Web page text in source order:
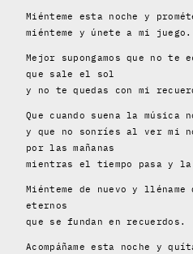
Miénteme esta noche y
miénteme y únete a mi juego.
Mejor supongamos que no te
que sale el sol
y no te quedas con mi
Que cuando suena la música
y que no sonríes al ver mi
por las mañanas
mientras el tiempo pasa y la
Miénteme de nuevo y lléname
eternos
que se fundan en recuerdos.
Acompáñame esta noche y